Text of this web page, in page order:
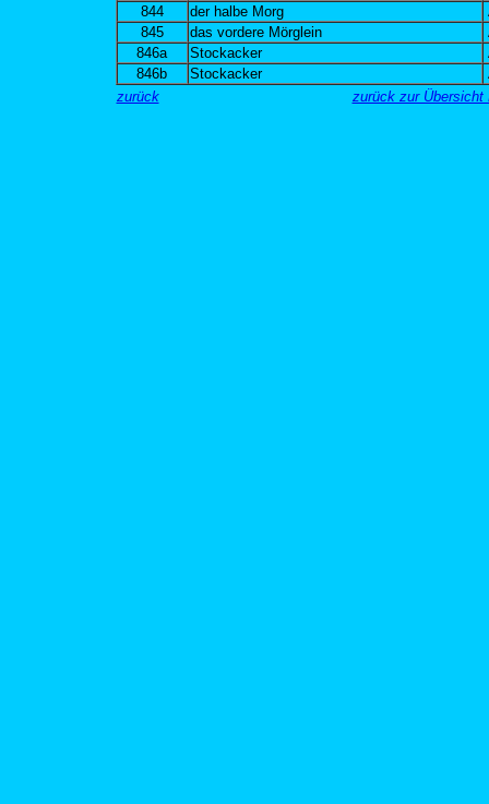
844
der halbe Morg
845
das vordere Mörglein
846a
Stockacker
846b
Stockacker
zurück
zurück zur Übersicht